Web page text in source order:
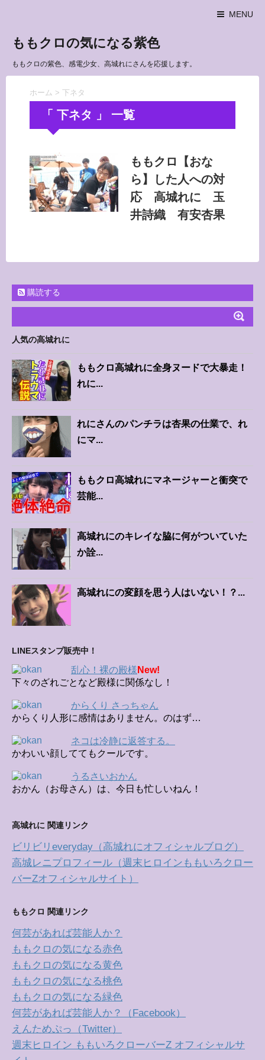
MENU
ももクロの気になる紫色
ももクロの紫色、感電少女、高城れにさんを応援します。
ホーム > 下ネタ
「 下ネタ 」 一覧
ももクロ【おな
ら】した人への対
応 高城れに 玉
井詩織 有安杏果
購読する
人気の高城れに
ももクロ高城れに全身ヌードで大暴走！
れに...
れにさんのパンチラは杏果の仕業で、れ
にマ...
ももクロ高城れにマネージャーと衝突で
芸能...
高城れにのキレイな脇に何がついていた
か詮...
高城れにの変顔を思う人はいない！？...
LINEスタンプ販売中！
乱心！裸の殿様 New!
下々のざれごとなど殿様に関係なし！
からくり さっちゃん
からくり人形に感情はありません。のはず…
ネコは冷静に返答する。
かわいい顔しててもクールです。
うるさいおかん
おかん（お母さん）は、今日も忙しいねん！
高城れに 関連リンク
ビリビリeveryday（高城れにオフィシャルブログ）
高城レニプロフィール（週末ヒロインももいろクロー
バーZオフィシャルサイト）
ももクロ 関連リンク
何芸があれば芸能人か？
ももクロの気になる赤色
ももクロの気になる黄色
ももクロの気になる桃色
ももクロの気になる緑色
何芸があれば芸能人か？（Facebook）
えんためぷっ（Twitter）
週末ヒロイン ももいろクローバーZ オフィシャルサ